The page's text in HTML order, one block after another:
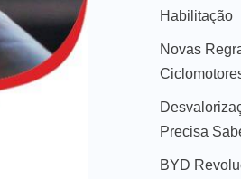
Habilitação
Novas
Precisa
BYD